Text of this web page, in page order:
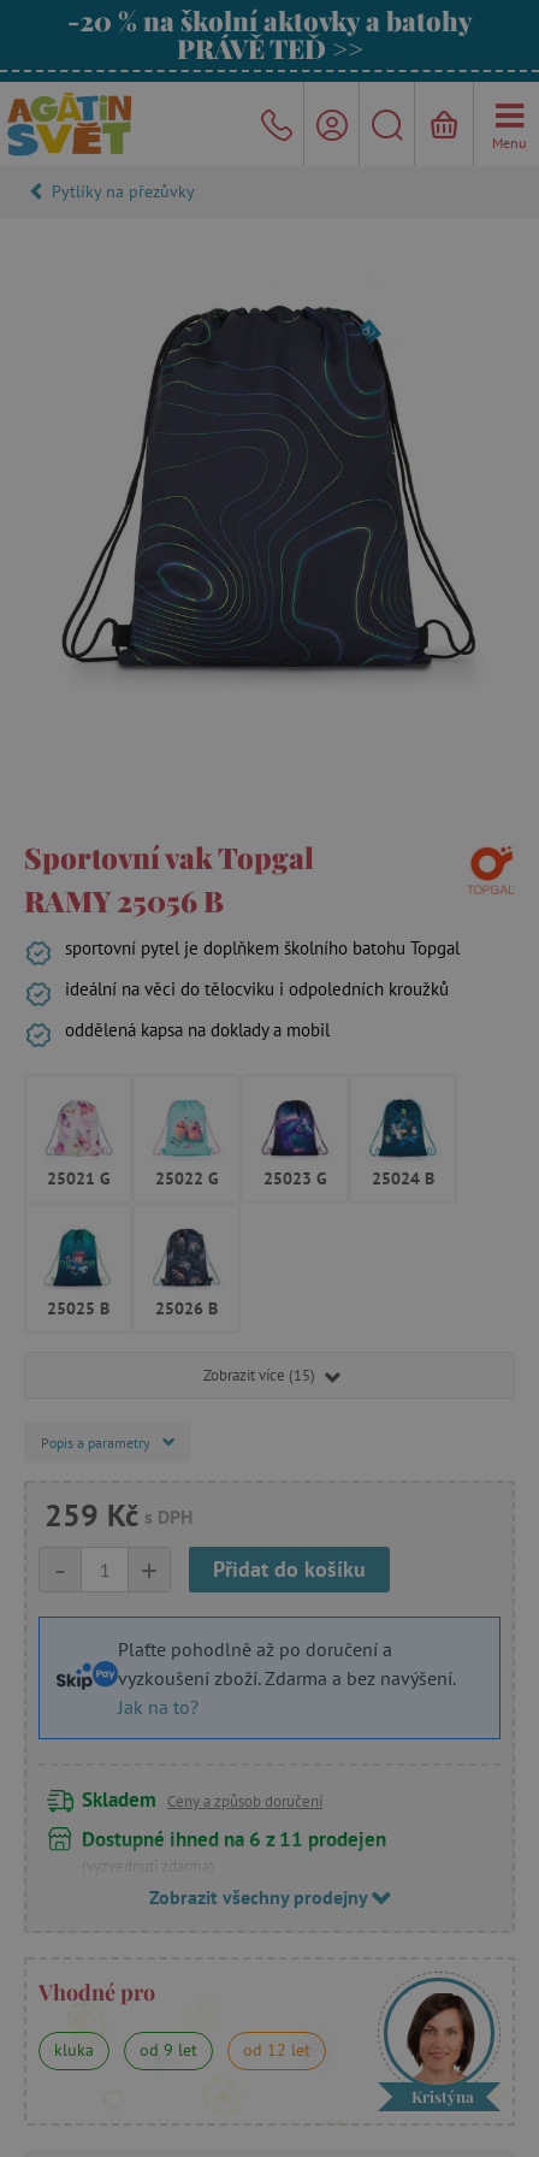
-20 % na školní aktovky a batohy
PRÁVĚ TEĎ >>
Menu
Pytlíky na přezůvky
Sportovní vak Topgal
RAMY 25056 B
sportovní pytel je doplňkem školního batohu Topgal
ideální na věci do tělocviku i odpoledních kroužků
oddělená kapsa na doklady a mobil
25021 G 25022 G 25023 G 25024 B
25025 B 25026 B
Zobrazit více (15)
Popis a parametry
259 Kč s DPH
+
- Přidat do košíku
Plaťte pohodlně až po doručení a
vyzkoušení zboží. Zdarma a bez navýšení.
Jak na to?
Skladem Ceny a způsob doručení
Dostupné ihned na 6 z 11 prodejen
(vyzvednutí zdarma)
Zobrazit všechny prodejny
Vhodné pro
kluka od 9 let od 12 let
Kristýna